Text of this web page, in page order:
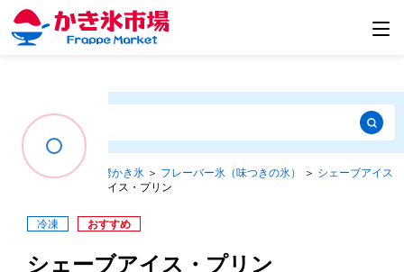
探す
用途で選ぶ
すべて
種類から探す＞ 台湾かき氷 ＞ フレーバー氷（味つきの氷） ＞ シェーブアイス
シェーブアイス・プリン
冷凍 おすすめ
シェーブアイス・プリン